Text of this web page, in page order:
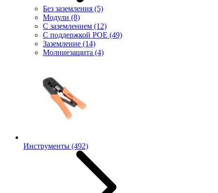
Без заземления (5)
Модули (8)
С заземлением (12)
С поддержкой POE (49)
Заземление (14)
Молниезащита (4)
Инструменты (492)